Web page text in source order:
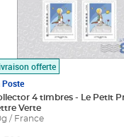
offerte
Poste
4 timbres - Le Petit
Verte
/ France